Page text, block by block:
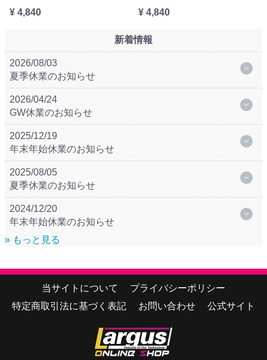
¥ 4,840
¥ 4,840
新着情報
2026/08/03
夏季休業のお知らせ
2026/04/24
GW休業のお知らせ
2025/12/19
年末年始休業のお知らせ
2025/08/05
夏季休業のお知らせ
2024/12/20
年末年始休業のお知らせ
» もっと見る
当サイトについて
プライバシーポリシー
特定商取引法に基づく表記
お問い合わせ 公式サイト